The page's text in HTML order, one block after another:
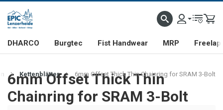
DHARCO Burgtec Fist Handwear MRP Freelap
Kettenblätter 6mm Offset Thick Thin Chainring for SRAM 3-Bolt
6mm Offset Thick Thin
Chainring for SRAM 3-Bolt